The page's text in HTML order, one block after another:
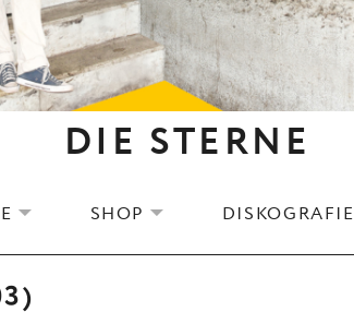
DIE STERNE
EXPAND SUBMENU
SHOP EXPAND SUBMENU
DISKOGRAFIE